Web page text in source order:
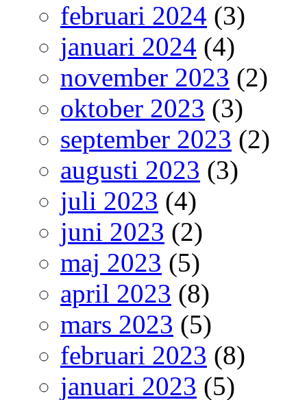
februari 2024 (3)
januari 2024 (4)
november 2023 (2)
oktober 2023 (3)
september 2023 (2)
augusti 2023 (3)
juli 2023 (4)
juni 2023 (2)
maj 2023 (5)
april 2023 (8)
mars 2023 (5)
februari 2023 (8)
januari 2023 (5)